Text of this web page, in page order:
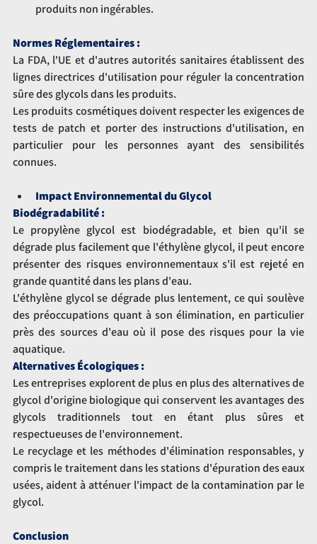
produits non ingérables.
Normes Réglementaires :
La FDA, l'UE et d'autres autorités sanitaires établissent des
lignes directrices d'utilisation pour réguler la concentration
sûre des glycols dans les produits.
Les produits cosmétiques doivent respecter les exigences de
tests de patch et porter des instructions d'utilisation, en
particulier pour les personnes ayant des sensibilités
connues.
Impact Environnemental du Glycol
Biodégradabilité :
Le propylène glycol est biodégradable, et bien qu'il se
dégrade plus facilement que l'éthylène glycol, il peut encore
présenter des risques environnementaux s'il est rejeté en
grande quantité dans les plans d'eau.
L'éthylène glycol se dégrade plus lentement, ce qui soulève
des préoccupations quant à son élimination, en particulier
près des sources d'eau où il pose des risques pour la vie
aquatique.
Alternatives Écologiques :
Les entreprises explorent de plus en plus des alternatives de
glycol d'origine biologique qui conservent les avantages des
glycols traditionnels tout en étant plus sûres et
respectueuses de l'environnement.
Le recyclage et les méthodes d'élimination responsables, y
compris le traitement dans les stations d'épuration des eaux
usées, aident à atténuer l'impact de la contamination par le
glycol.
Conclusion